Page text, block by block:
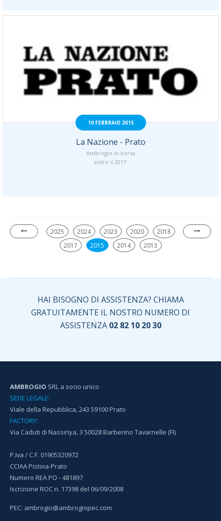
10 FEBBRAIO 2015
La Nazione - Prato
Ambrogio in borsa
entro il 2017
2025 2024 2023 2020
2018
2017
2015 2014 2013
HAI BISOGNO DI ASSISTENZA? CHIAMA
GRATUITAMENTE IL NOSTRO NUMERO DI
ASSISTENZA 02 82 10 20 30
AMBROGIO SRL a socio unico
SEDE LEGALE:
Viale della Repubblica, 243 59100 Prato
FACTORY:
Via Caduti di Nassiriya, 3 50028 Barberino Tavarnelle (FI)
P.Iva / C.F. 01905320972
CCIAA Pistoia-Prato
Numero REA PO - 481897
Iscrizione ROC n. 17398 del 06/09/2008
PEC: ambrogio@ambrogiopec.com